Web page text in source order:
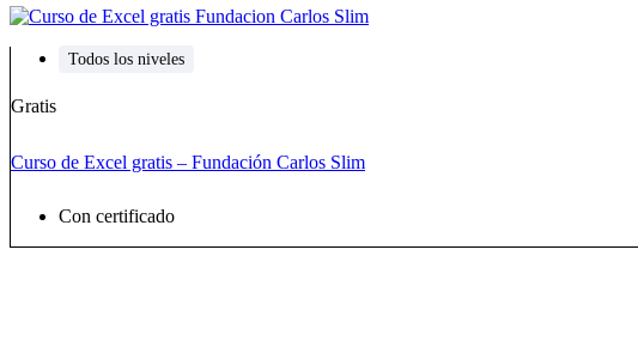
Todos los niveles
Gratis
Curso de Excel gratis – Fundación Carlos Slim
Con certificado